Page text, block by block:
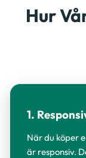
Hur
1.
När du köper
är responsiv.